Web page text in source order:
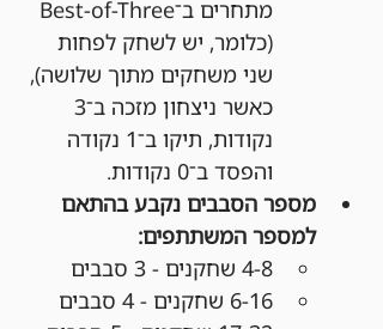
(כלומר, יש לשחק לפחות
שני משחקים מתוך שלושה),
נקודות, תיקו ב־1 נקודה
והפסד ב־0 נקודות.
מספר הסבבים נקבע בהתאם
למספר המשתתפים:
4-8 שחקנים - 3 סבבים
6-16 שחקנים - 4 סבבים